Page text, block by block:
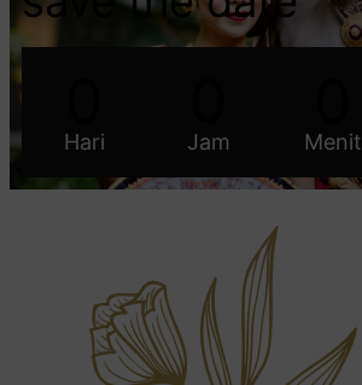
Hari Jam Menit